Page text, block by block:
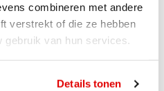
combineren met andere
verstrekt of die ze hebben
gebruik van hun services.
Details tonen